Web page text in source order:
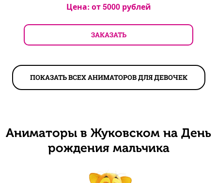
Цена: от5000рублей
ЗАКАЗАТЬ
ПОКАЗАТЬ ВСЕХ АНИМАТОРОВ ДЛЯ ДЕВОЧЕК
Аниматоры в Жуковском на День
рождения мальчика